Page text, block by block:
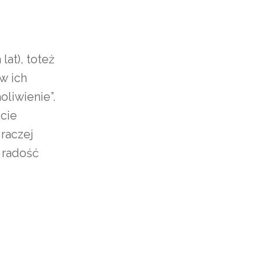
lat), toteż
ich